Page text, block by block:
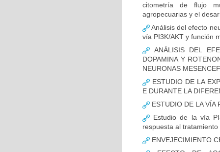
citometría de flujo
agropecuarias y el
Análisis del efecto
vía PI3K/AKT y función
ANÁLISIS DEL
DOPAMINA Y
NEURONAS
ESTUDIO DE LA
E DURANTE LA
ESTUDIO DE LA VÍA
Estudio de la vía
respuesta al tratamiento
ENVEJECIMIENTO